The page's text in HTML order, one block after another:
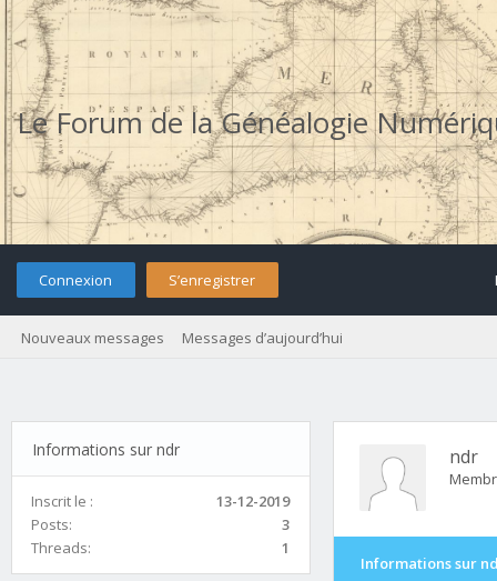
Le Forum de la Généalogie
Connexion S’enregistrer
Nouveaux messages Messages d’aujourd’hui
Informations sur ndr
Inscrit le :
13-12-2019
Posts:
3
Threads:
1
ndr
Informations sur